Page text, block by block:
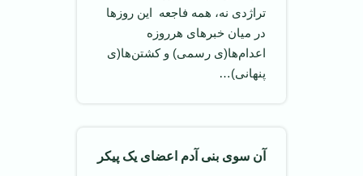
تراژدی نه، همه فاجعه این روزها
در میان خبرهای هر‌روزه
اعدام‌ها(ی رسمی) و کشتن‌ها(ی
پنهانی)…
آن سوی بنی آدم اعضای یک پیکر